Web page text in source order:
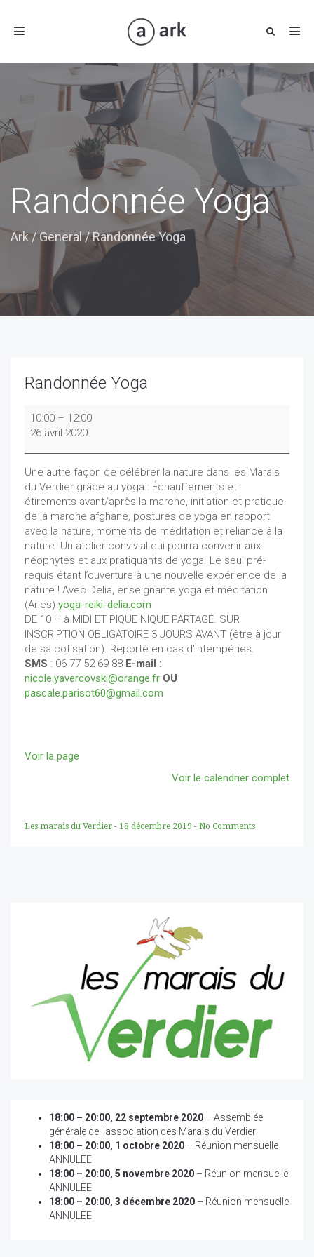
Toggle
Randonnée Yoga
Ark/General/Randonnée Yoga
Randonnée Yoga
Randonnée
Yoga
10:00 – 12:00
26 avril 2020
Une autre façon de célébrer la nature dans les Marais
du Verdier grâce au yoga : Échauffements et
étirements avant/après la marche, initiation et pratique
de la marche afghane, postures de yoga en rapport
avec la nature, moments de méditation et reliance à la
nature. Un atelier convivial qui pourra convenir aux
néophytes et aux pratiquants de yoga. Le seul pré-
requis étant l’ouverture à une nouvelle expérience de la
nature ! Avec Delia, enseignante yoga et méditation
(Arles) yoga-reiki-delia.com
DE 10 H à MIDI ET PIQUE NIQUE PARTAGÉ. SUR
INSCRIPTION OBLIGATOIRE 3 JOURS AVANT (être à jour
de sa cotisation). Reporté en cas d'intempéries.
SMS : 06 77 52 69 88 E-mail :
nicole.yavercovski@orange.fr OU
pascale.parisot60@gmail.com
Voir la page
Voir le calendrier complet
Les marais du Verdier - 18 décembre 2019 - No Comments
18:00 – 20:00, 22 septembre 2020 – Assemblée
générale de l'association des Marais du Verdier
18:00 – 20:00, 1 octobre 2020 – Réunion mensuelle
ANNULEE
18:00 – 20:00, 5 novembre 2020 – Réunion mensuelle
ANNULEE
18:00 – 20:00, 3 décembre 2020 – Réunion mensuelle
ANNULEE